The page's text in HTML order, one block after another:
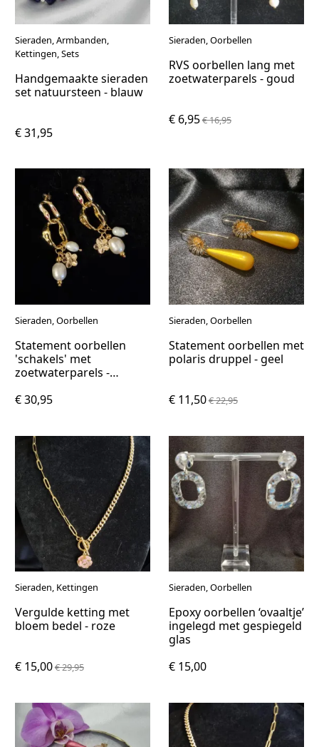
Sieraden, Armbanden,
Kettingen, Sets
Handgemaakte sieraden
set natuursteen - blauw
€ 31,95
Sieraden, Oorbellen
RVS oorbellen lang met
zoetwaterparels - goud
€ 6,95€ 16,95
Sieraden, Oorbellen
Statement oorbellen
'schakels' met
zoetwaterparels -
€ 30,95
Sieraden, Oorbellen
Statement oorbellen met
polaris druppel - geel
€ 11,50€ 22,95
Sieraden, Kettingen
Vergulde ketting met
bloem bedel - roze
€ 15,00€ 29,95
Sieraden, Oorbellen
Epoxy oorbellen ‘ovaaltje’
ingelegd met gespiegeld
glas
€ 15,00